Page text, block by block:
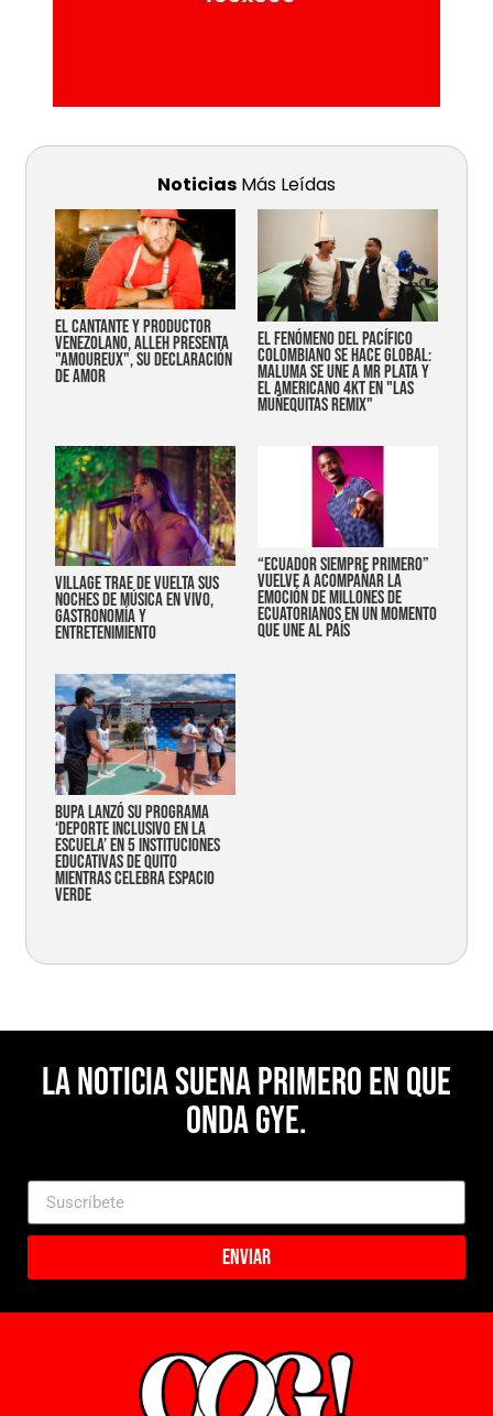
Noticias Más Leídas
EL CANTANTE Y PRODUCTOR
VENEZOLANO, ALLEH PRESENTA
"AMOUREUX", SU DECLARACIÓN
DE AMOR
EL FENÓMENO DEL PACÍFICO
COLOMBIANO SE HACE GLOBAL:
MALUMA SE UNE A MR PLATA Y
EL AMERICANO 4KT EN "LAS
MUÑEQUITAS REMIX"
Village trae de vuelta sus
noches de música en vivo,
gastronomía y
entretenimiento
“Ecuador siempre primero”
vuelve a acompañar la
emoción de millones de
ecuatorianos en un momento
que une al país
Bupa lanzó su programa
‘Deporte Inclusivo en la
Escuela’ en 5 instituciones
educativas de Quito
mientras celebra espacio
verde
La noticia suena primero en Que
Onda Gye.
Enviar